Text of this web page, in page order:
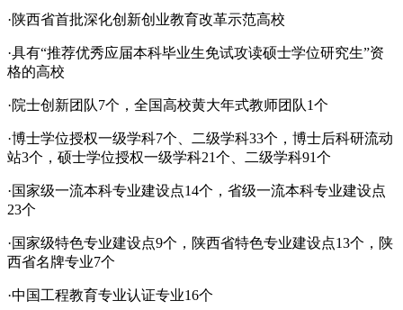
·陕西省首批深化创新创业教育改革示范高校
·具有“推荐优秀应届本科毕业生免试攻读硕士学位研究生”资
格的高校
·院士创新团队7个，全国高校黄大年式教师团队1个
·博士学位授权一级学科7个、二级学科33个，博士后科研流动
站3个，硕士学位授权一级学科21个、二级学科91个
·国家级一流本科专业建设点14个，省级一流本科专业建设点
23个
·国家级特色专业建设点9个，陕西省特色专业建设点13个，陕
西省名牌专业7个
·中国工程教育专业认证专业16个